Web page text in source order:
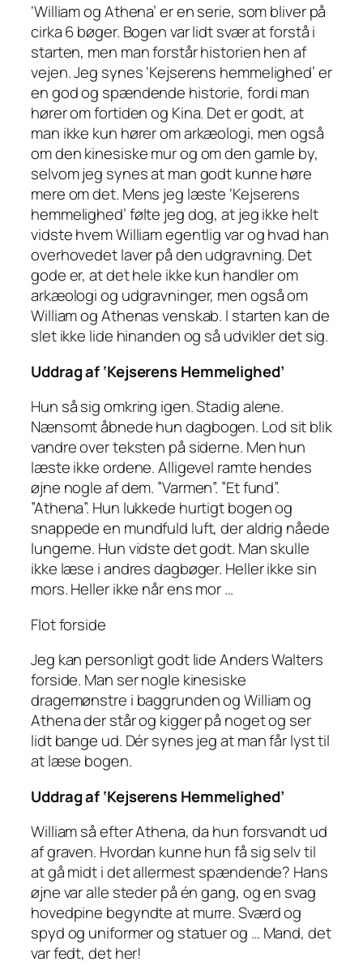
‘William og Athena’ er en serie, som bliver på
cirka 6 bøger. Bogen var lidt svær at forstå i
starten, men man forstår historien hen af
vejen. Jeg synes ‘Kejserens hemmelighed’ er
en god og spændende historie, fordi man
hører om fortiden og Kina. Det er godt, at
man ikke kun hører om arkæologi, men også
om den kinesiske mur og om den gamle by,
selvom jeg synes at man godt kunne høre
mere om det. Mens jeg læste ‘Kejserens
hemmelighed’ følte jeg dog, at jeg ikke helt
vidste hvem William egentlig var og hvad han
overhovedet laver på den udgravning. Det
gode er, at det hele ikke kun handler om
arkæologi og udgravninger, men også om
William og Athenas venskab. I starten kan de
slet ikke lide hinanden og så udvikler det sig.
Uddrag af ‘Kejserens Hemmelighed’
Hun så sig omkring igen. Stadig alene.
Nænsomt åbnede hun dagbogen. Lod sit blik
vandre over teksten på siderne. Men hun
læste ikke ordene. Alligevel ramte hendes
øjne nogle af dem. ”Varmen”. ”Et fund”.
”Athena”. Hun lukkede hurtigt bogen og
snappede en mundfuld luft, der aldrig nåede
lungerne. Hun vidste det godt. Man skulle
ikke læse i andres dagbøger. Heller ikke sin
mors. Heller ikke når ens mor …
Flot forside
Jeg kan personligt godt lide Anders Walters
forside. Man ser nogle kinesiske
dragemønstre i baggrunden og William og
Athena der står og kigger på noget og ser
lidt bange ud. Dér synes jeg at man får lyst til
at læse bogen.
Uddrag af ‘Kejserens Hemmelighed’
William så efter Athena, da hun forsvandt ud
af graven. Hvordan kunne hun få sig selv til
at gå midt i det allermest spændende? Hans
øjne var alle steder på én gang, og en svag
hovedpine begyndte at murre. Sværd og
spyd og uniformer og statuer og … Mand, det
var fedt, det her!